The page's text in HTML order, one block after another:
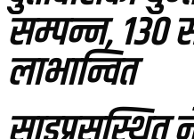
सम्पन्न, १३०
लाभान्वित